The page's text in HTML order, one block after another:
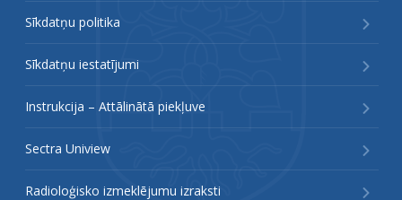
Sīkdatņu politika
Sīkdatņu iestatījumi
Instrukcija – Attālinātā piekļuve
Sectra Uniview
Radioloģisko izmeklējumu izraksti